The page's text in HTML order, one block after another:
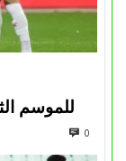
للموسم
0